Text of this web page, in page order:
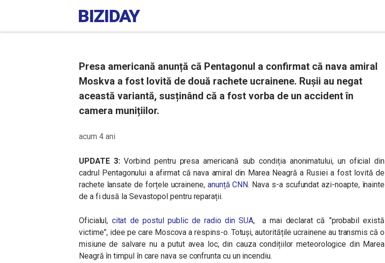
Presa americană anunță că Pentagonul a confirmat că nava amiral
Moskva a fost lovită de două rachete ucrainene. Rușii au negat
această variantă, susținând că a fost vorba de un accident în
camera munițiilor.
acum 4 ani
UPDATE 3: Vorbind pentru presa americană sub condiția anonimatului, un oficial din
cadrul Pentagonului a afirmat că nava amiral din Marea Neagră a Rusiei a fost lovită de
rachete lansate de forțele ucrainene, anunță CNN. Nava s-a scufundat azi-noapte, înainte
de a fi dusă la Sevastopol pentru reparații.
Oficialul, citat de postul public de radio din SUA, a mai declarat că ”probabil există
victime”, idee pe care Moscova a respins-o. Totuși, autoritățile ucrainene au transmis că o
misiune de salvare nu a putut avea loc, din cauza condițiilor meteorologice din Marea
Neagră în timpul în care nava se confrunta cu un incendiu.